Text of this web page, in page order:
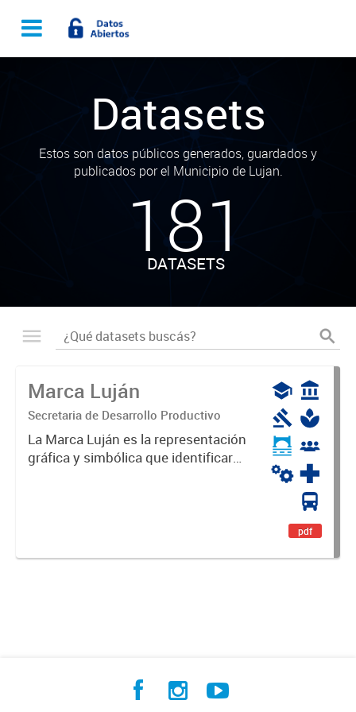
Datasets
Estos son datos públicos generados, guardados y
publicados por el Municipio de Lujan.
181
DATASETS
Marca Luján
Secretaria de Desarrollo Productivo
La Marca Luján es la representación
gráfica y simbólica que identificará
pdf